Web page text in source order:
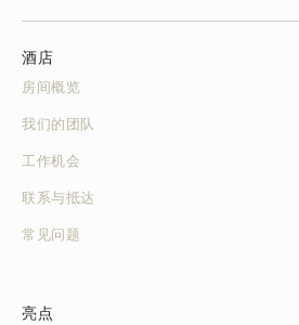
酒店
房间概览
我们的团队
工作机会
联系与抵达
常见问题
亮点